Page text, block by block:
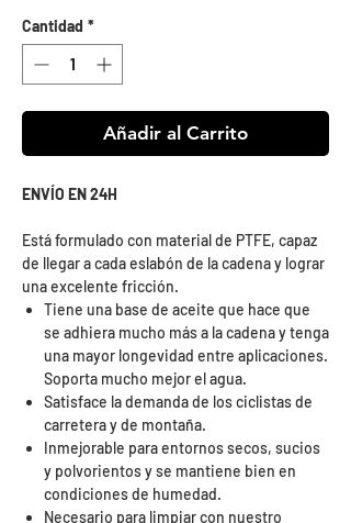
Cantidad *
Añadir al Carrito
ENVÍO EN 24H
Está formulado con material de PTFE, capaz
de llegar a cada eslabón de la cadena y lograr
una excelente fricción.
Tiene una base de aceite que hace que
se adhiera mucho más a la cadena y tenga
una mayor longevidad entre aplicaciones.
Soporta mucho mejor el agua.
Satisface la demanda de los ciclistas de
carretera y de montaña.
Inmejorable para entornos secos, sucios
y polvorientos y se mantiene bien en
condiciones de humedad.
Necesario para limpiar con nuestro